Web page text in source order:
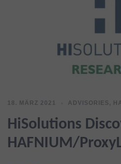
18. MÄRZ 2021 ADVISORIES ,
HiSolutions
HAFNIUM/